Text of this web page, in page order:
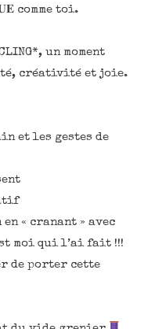
comme toi.
un moment
créativité et joie.
et les gestes de
« cranant » avec
moi qui l’ai fait !!!
de porter cette